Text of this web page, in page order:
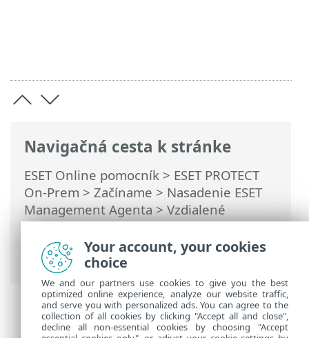
Navigačná cesta k stránke
ESET Online pomocník > ESET PROTECT
On-Prem > Začíname > Nasadenie ESET
Management Agenta>Vzdialené
nasadenie agenta>ESET Remote
Deployment Tool> ESET Remote
Deployment Tool – riešenie problémov
Your account, your cookies
choice
We and our partners use cookies to give you the best
optimized online experience, analyze our website traffic,
and serve you with personalized ads. You can agree to the
collection of all cookies by clicking "Accept all and close",
decline all non-essential cookies by choosing "Accept